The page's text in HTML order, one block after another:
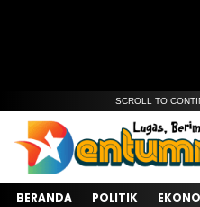
SCROLL TO
BERANDA POLITIK